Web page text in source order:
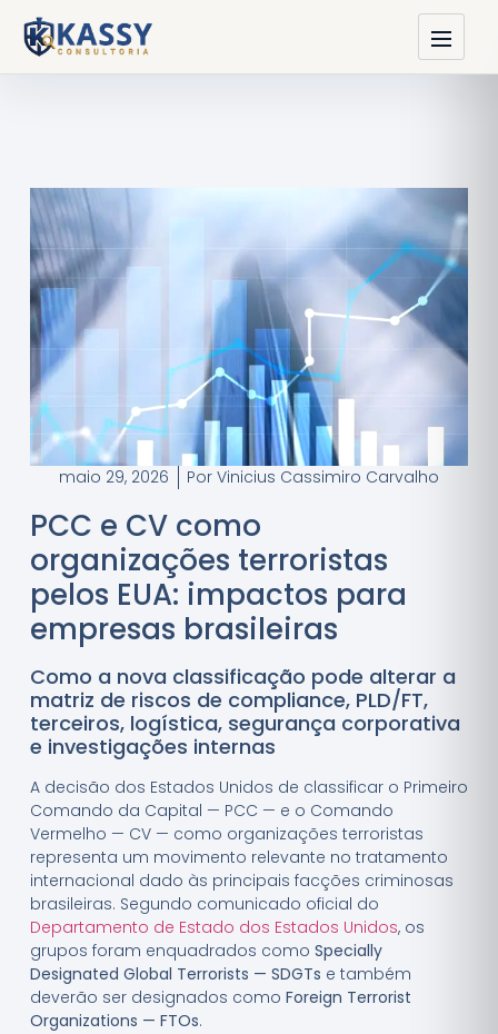
maio 29, 2026 Por Vinicius Cassimiro Carvalho
PCC e CV como
organizações terroristas
pelos EUA: impactos para
empresas brasileiras
Como a nova classificação pode alterar a
matriz de riscos de compliance, PLD/FT,
terceiros, logística, segurança corporativa
e investigações internas
A decisão dos Estados Unidos de classificar o Primeiro
Comando da Capital — PCC — e o Comando
Vermelho — CV — como organizações terroristas
representa um movimento relevante no tratamento
internacional dado às principais facções criminosas
brasileiras. Segundo comunicado oficial do
Departamento de Estado dos Estados Unidos, os
grupos foram enquadrados como Specially
Designated Global Terrorists — SDGTs e também
deverão ser designados como Foreign Terrorist
Organizations — FTOs.